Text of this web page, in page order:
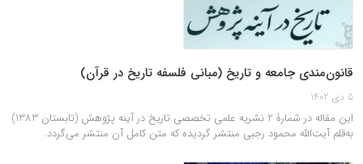
قانون‏‌مندى جامعه و تاريخ (مبانى فلسفه تاريخ در قرآن)
5 دی 1402
این مقاله در شمارۀ 2 نشریه علمی تخصصی تاريخ در آينه پژوهش (تابستان 1383)
به‌قلم آیت‌الله محمود رجبی منتشر گردیده که متن کامل آن منتشر می‌گردد.